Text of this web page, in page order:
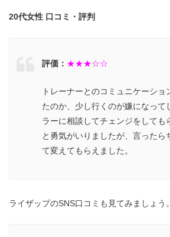
20代女性 口コミ・評判
評価： ★★★☆☆
トレーナーとのコミュニケーショ
たのか、少し行くのが嫌になって
ラーに相談してチェンジをしても
と勇気がいりましたが、言ったら
て変えてもらえました。
ライザップのSNS口コミも見てみましょう。